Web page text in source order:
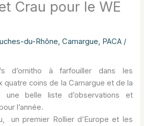
Crau pour le WE
du-Rhône,Camargue, PACA /
d’ornitho à farfouiller dans les
quatre coins de la Camargue et de la
belle liste d’observations et
l’année.
un premier Rollier d’Europe et les